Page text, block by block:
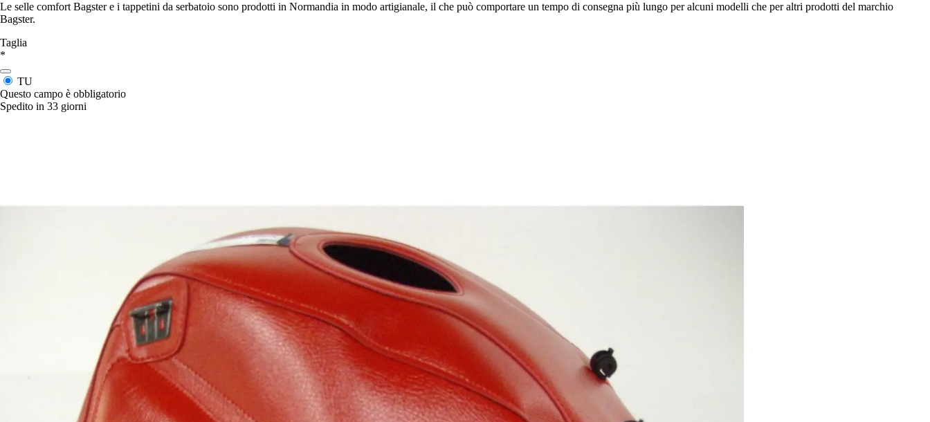
Le selle comfort Bagster e i tappetini da serbatoio sono prodotti in Normandia in modo artigianale, il che può comportare un tempo di consegna più lungo per alcuni modelli che per altri prodotti del marchio
Bagster.
Taglia
*
TU
Questo campo è obbligatorio
Spedito in 33 giorni